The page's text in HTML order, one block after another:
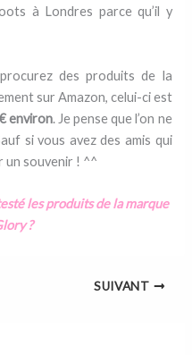
à Londres parce qu’il y
des produits de la
sur Amazon, celui-ci est
environ. Je pense que l’on ne
si vous avez des amis qui
un souvenir ! ^^
les produits de la marque
?
SUIVANT